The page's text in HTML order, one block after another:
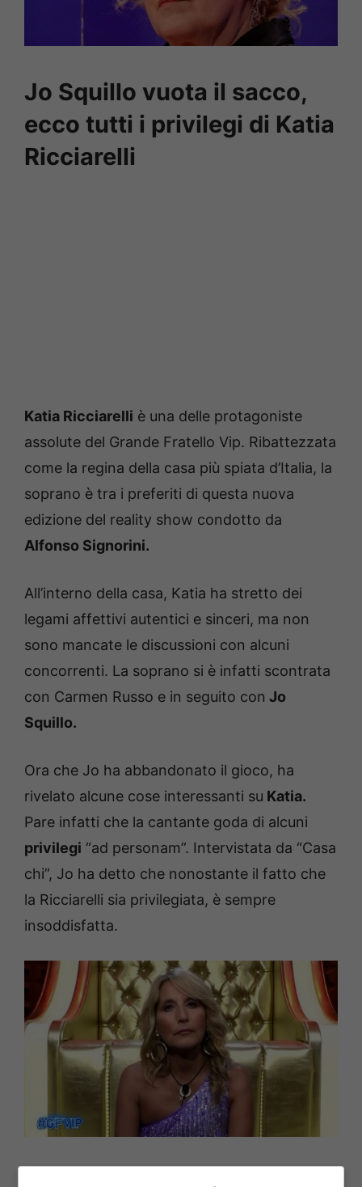
Jo Squillo vuota il sacco,
ecco tutti i privilegi di Katia
Ricciarelli
Katia Ricciarelli è una delle protagoniste
assolute del Grande Fratello Vip. Ribattezzata
come la regina della casa più spiata d’Italia, la
soprano è tra i preferiti di questa nuova
edizione del reality show condotto da
Alfonso Signorini.
All’interno della casa, Katia ha stretto dei
legami affettivi autentici e sinceri, ma non
sono mancate le discussioni con alcuni
concorrenti. La soprano si è infatti scontrata
con Carmen Russo e in seguito con Jo
Squillo.
Ora che Jo ha abbandonato il gioco, ha
rivelato alcune cose interessanti su Katia.
Pare infatti che la cantante goda di alcuni
privilegi “ad personam”. Intervistata da “Casa
chi”, Jo ha detto che nonostante il fatto che
la Ricciarelli sia privilegiata, è sempre
insoddisfatta.